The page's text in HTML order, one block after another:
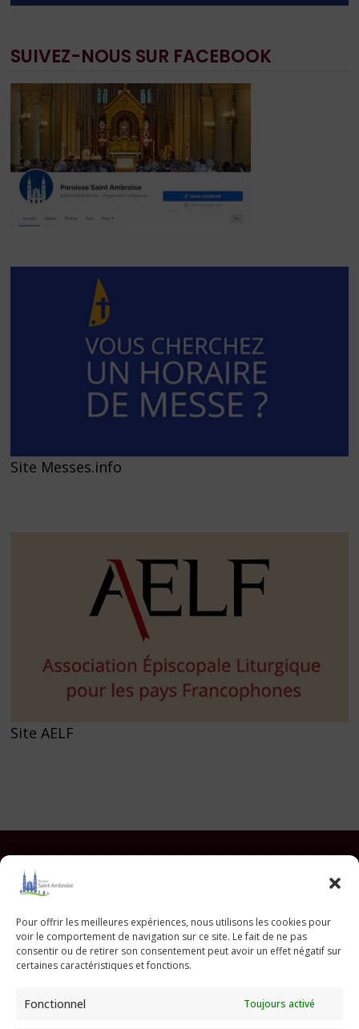
Pour offrir les meilleures expériences, nous utilisons les cookies pour
voir le comportement de navigation sur ce site. Le fait de ne pas
consentir ou de retirer son consentement peut avoir un effet négatif sur
certaines caractéristiques et fonctions.
Fonctionnel Toujours activé
SUIVEZ-NOUS SUR FACEBOOK
Site Messes.info
Site AELF
Paroisse Saint Ambroise
33 avenue Parmentier - 75011 Paris
01 43 55 56 18